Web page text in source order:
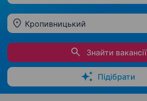
Кропивницький
Знайти вакансії
Підібрати